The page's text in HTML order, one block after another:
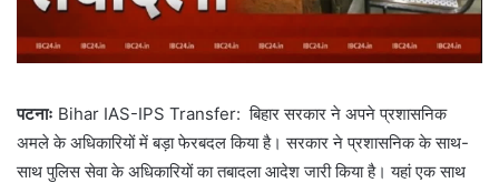
पटनाः Bihar IAS-IPS Transfer: बिहार सरकार ने अपने प्रशासनिक
अमले के अधिकारियों में बड़ा फेरबदल किया है। सरकार ने प्रशासनिक के साथ-
साथ पुलिस सेवा के अधिकारियों का तबादला आदेश जारी किया है। यहां एक साथ